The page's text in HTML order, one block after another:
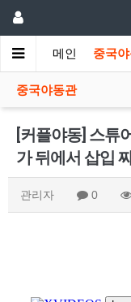
메인 중국
중국야동관
[커플야동] 스튜
가 뒤에서 삽입
관리자 0